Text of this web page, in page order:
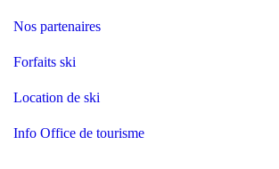
Nos partenaires
Forfaits ski
Location de ski
Info Office de tourisme